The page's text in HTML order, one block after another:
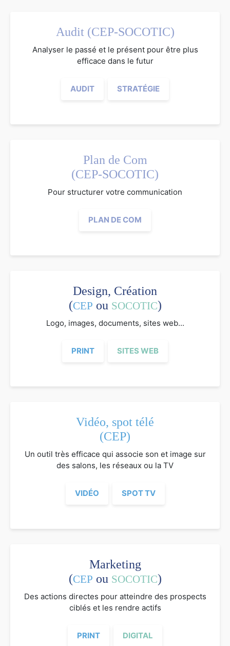
Audit (CEP-SOCOTIC)
Analyser le passé et le présent pour être plus
efficace dans le futur
AUDIT STRATÉGIE
Plan de Com
(CEP-SOCOTIC)
Pour structurer votre communication
PLAN DE COM
Design, Création
(CEP ou SOCOTIC)
Logo, images, documents, sites web...
PRINT SITES WEB
Vidéo, spot télé
(CEP)
Un outil très efficace qui associe son et image sur
des salons, les réseaux ou la TV
VIDÉO SPOT TV
Marketing
(CEP ou SOCOTIC)
Des actions directes pour atteindre des prospects
ciblés et les rendre actifs
PRINT DIGITAL